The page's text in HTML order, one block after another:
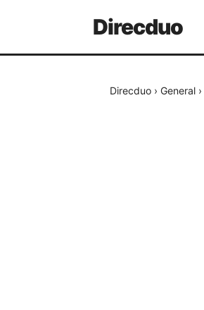
Direcduo
Direcduo › General ›